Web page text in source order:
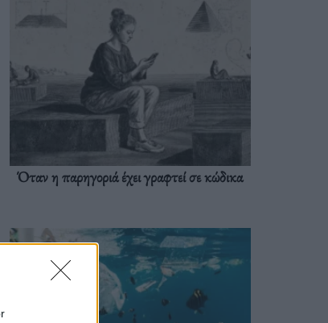
Όταν η παρηγοριά έχει γραφτεί σε κώδικα